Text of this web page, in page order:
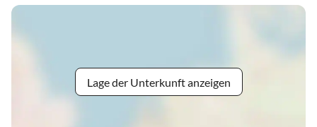
Lage der Unterkunft anzeigen